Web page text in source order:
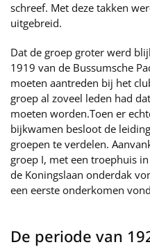
schreef. Met deze takken
uitgebreid.
Dat de groep groter werd
1919 van de Bussumsche
moeten aantreden bij het
groep al zoveel leden had
moeten worden.Toen er
bijkwamen besloot de
groepen te verdelen.
groep I, met een troephuis
de Koningslaan onderdak
een eerste onderkomen
De periode van